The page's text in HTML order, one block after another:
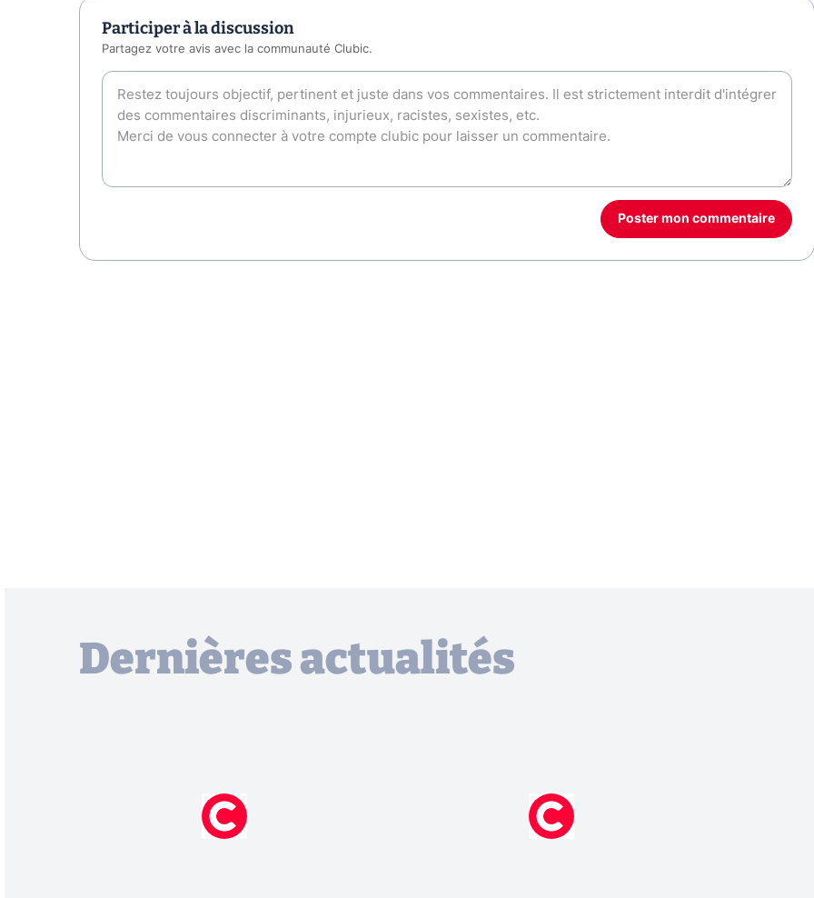
Participer à la discussion
Partagez votre avis avec la communauté Clubic.
Poster mon commentaire
Dernières actualités